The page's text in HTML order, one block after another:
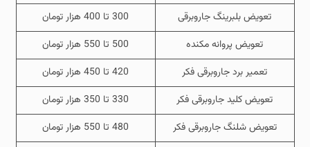
تعویض بلبرینگ جاروبرقی
300 تا 400 هزار تومان
تعویض پروانه مکنده
500 تا 550 هزار تومان
تعمیر برد جاروبرقی فکر
420 تا 450 هزار تومان
تعویض کلید جاروبرقی فکر
330 تا 350 هزار تومان
تعویض شلنگ جاروبرقی فکر
480 تا 550 هزار تومان